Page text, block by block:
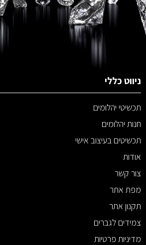
ניווט כללי
תכשיטי יהלומים
חנות יהלומים
תכשיטים בעיצוב אישי
אודות
צור קשר
מפת אתר
תקנון אתר
צמידים לגברים
מדיניות פרטיות